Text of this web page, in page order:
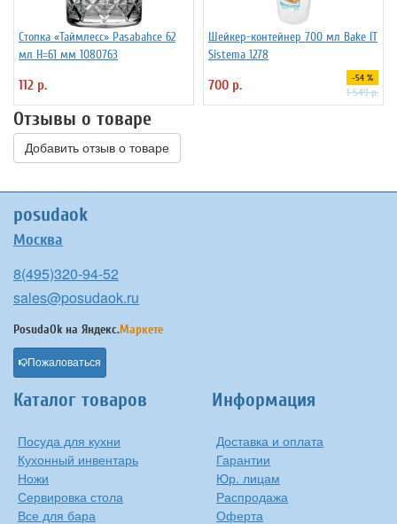
Стопка «Таймлесс» Pasabahce 62
мл H=61 мм 1080763
112 р.
Шейкер-контейнер 700 мл Bake IT
Sistema 1278
700 р. -54 %
1 549 р.
Отзывы о товаре
Добавить отзыв о товаре
posudaok
Москва
8(495)320-94-52
sales@posudaok.ru
PosudaOk на Яндекс.Маркете
Пожаловаться
Каталог товаров
Посуда для кухни
Кухонный инвентарь
Ножи
Сервировка стола
Все для бара
Информация
Доставка и оплата
Гарантии
Юр. лицам
Распродажа
Оферта